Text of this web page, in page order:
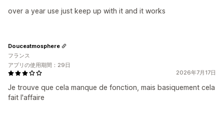
over a year use just keep up with it and it works
2026年7月17日
Je trouve que cela manque de fonction, mais basiquement cela
fait l'affaire
Douceatmosphere
フランス
アプリの使用期間：29日